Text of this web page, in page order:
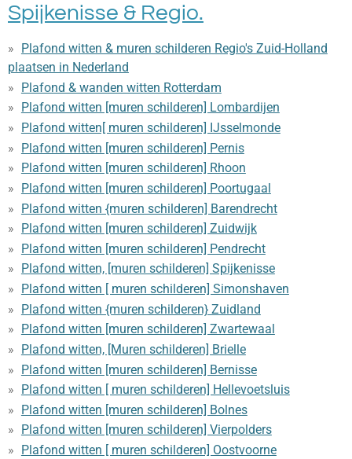
Spijkenisse & Regio.
Plafond witten & muren schilderen Regio's Zuid-Holland
plaatsen in Nederland
Plafond & wanden witten Rotterdam
Plafond witten [muren schilderen] Lombardijen
Plafond witten[ muren schilderen] IJsselmonde
Plafond witten [muren schilderen] Pernis
Plafond witten [muren schilderen] Rhoon
Plafond witten [muren schilderen] Poortugaal
Plafond witten {muren schilderen] Barendrecht
Plafond witten [muren schilderen] Zuidwijk
Plafond witten [muren schilderen] Pendrecht
Plafond witten, [muren schilderen] Spijkenisse
Plafond witten [ muren schilderen] Simonshaven
Plafond witten {muren schilderen} Zuidland
Plafond witten [muren schilderen] Zwartewaal
Plafond witten, [Muren schilderen] Brielle
Plafond witten [muren schilderen] Bernisse
Plafond witten [ muren schilderen] Hellevoetsluis
Plafond witten [muren schilderen] Bolnes
Plafond witten [muren schilderen] Vierpolders
Plafond witten [ muren schilderen] Oostvoorne